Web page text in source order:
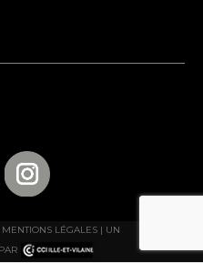
MENTIONS LÉGALES | UN